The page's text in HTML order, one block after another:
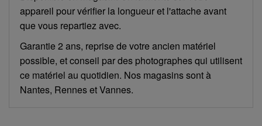
appareil pour vérifier la longueur et l'attache avant
que vous repartiez avec.
Garantie 2 ans, reprise de votre ancien matériel
possible, et conseil par des photographes qui utilisent
ce matériel au quotidien. Nos magasins sont à
Nantes, Rennes et Vannes.